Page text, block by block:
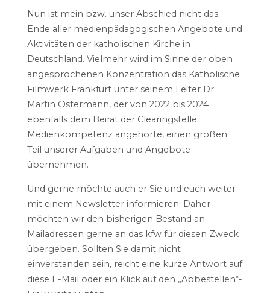
Nun ist mein bzw. unser Abschied nicht das
Ende aller medienpädagogischen Angebote und
Aktivitäten der katholischen Kirche in
Deutschland. Vielmehr wird im Sinne der oben
angesprochenen Konzentration das Katholische
Filmwerk Frankfurt unter seinem Leiter Dr.
Martin Ostermann, der von 2022 bis 2024
ebenfalls dem Beirat der Clearingstelle
Medienkompetenz angehörte, einen großen
Teil unserer Aufgaben und Angebote
übernehmen.
Und gerne möchte auch er Sie und euch weiter
mit einem Newsletter informieren. Daher
möchten wir den bisherigen Bestand an
Mailadressen gerne an das kfw für diesen Zweck
übergeben. Sollten Sie damit nicht
einverstanden sein, reicht eine kurze Antwort auf
diese E-Mail oder ein Klick auf den „Abbestellen“-